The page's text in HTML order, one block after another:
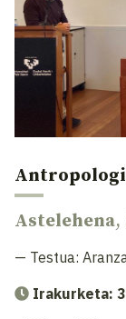
Astelehena,
— Testua:
Irakurketa: